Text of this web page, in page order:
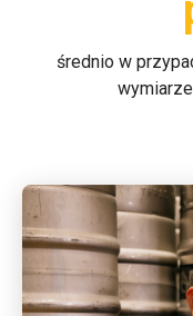
średnio w